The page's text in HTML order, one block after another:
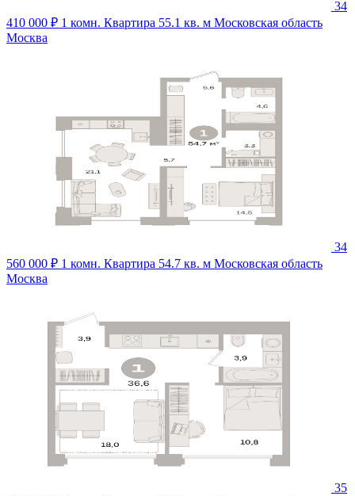
34
410 000 ₽ 1 комн. Квартира 55.1 кв. м Московская область
Москва
34
560 000 ₽ 1 комн. Квартира 54.7 кв. м Московская область
Москва
35